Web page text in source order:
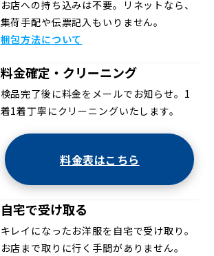
お店への持ち込みは不要。リネットなら、
集荷手配や伝票記入もいりません。
梱包方法について
料金確定・クリーニング
検品完了後に料金をメールでお知らせ。1
着1着丁寧にクリーニングいたします。
料金表はこちら
自宅で受け取る
キレイになったお洋服を自宅で受け取り。
お店まで取りに行く手間がありません。